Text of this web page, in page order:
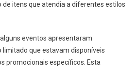
de itens que atendia a diferentes estilos
eventos apresentaram
que estavam disponíveis
promocionais específicos. Esta